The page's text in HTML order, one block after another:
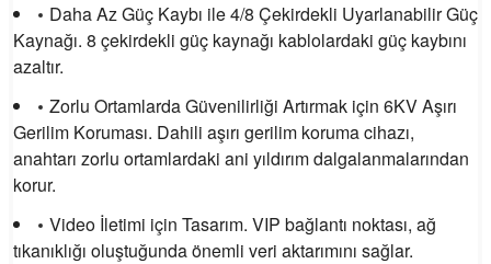
Daha Az Güç Kaybı ile 4/8 Çekirdekli Uyarlanabilir Güç
Kaynağı. 8 çekirdekli güç kaynağı kablolardaki güç kaybını
azaltır.
Zorlu Ortamlarda Güvenilirliği Artırmak için 6KV Aşırı
Gerilim Koruması. Dahili aşırı gerilim koruma cihazı,
anahtarı zorlu ortamlardaki ani yıldırım dalgalanmalarından
korur.
Video İletimi için Tasarım. VIP bağlantı noktası, ağ
tıkanıklığı oluştuğunda önemli veri aktarımını sağlar.